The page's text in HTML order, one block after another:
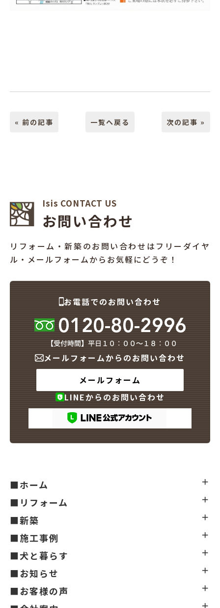
« 前の記事 一覧へ戻る 次の記事 »
Isis CONTACT US
お問い合わせ
リフォーム・新築のお問い合わせはフリーダイヤ
ル・メールフォームからお気軽にどうぞ！
お電話でのお問い合わせ
メールフォームからのお問い合わせ
メールフォーム
LINEからのお問い合わせ
■ホーム
■リフォーム
■新築
■施工事例
■犬と暮らす
■お知らせ
■お客様の声